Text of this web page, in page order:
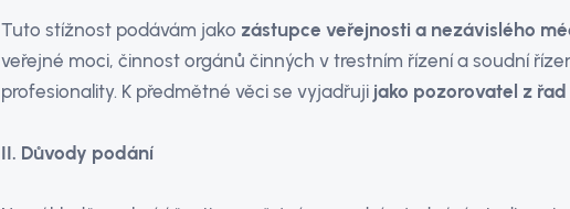
Tuto stížnost podávám jako zástupce veřejnosti a nezávislého
veřejné moci, činnost orgánů činných v trestním řízení a soudní
profesionality. K předmětné věci se vyjadřuji jako pozorovatel z
II. Důvody podání